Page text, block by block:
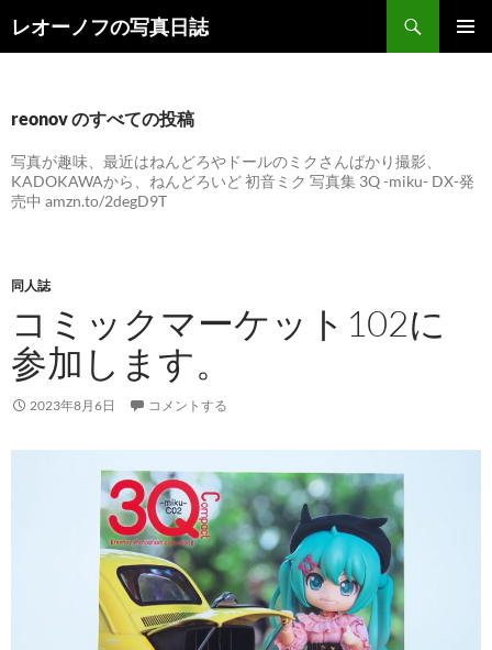
レオーノフの写真日誌
索
ン
へ
ス
キ
reonov のすべての投稿
写真が趣味、最近はねんどろやドールのミクさんばかり撮影、
KADOKAWAから、ねんどろいど 初音ミク 写真集 3Q -miku- DX-発
売中 amzn.to/2degD9T
同人誌
コミックマーケット102に
参加します。
2023年8月6日 コメントする